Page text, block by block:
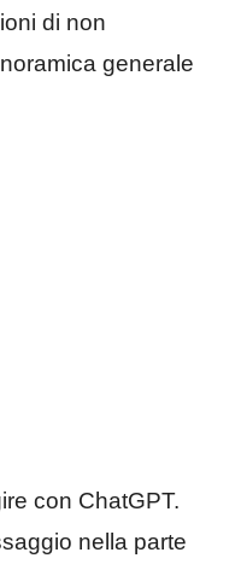
di non
generale
con ChatGPT.
nella parte